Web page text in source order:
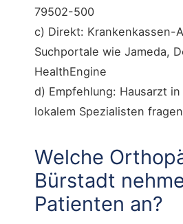
79502-500
c) Direkt: Krankenkassen-
Suchportale wie Jameda,
HealthEngine
d) Empfehlung: Hausarzt
lokalem Spezialisten fragen
Welche
Bürstadt
Patienten an?